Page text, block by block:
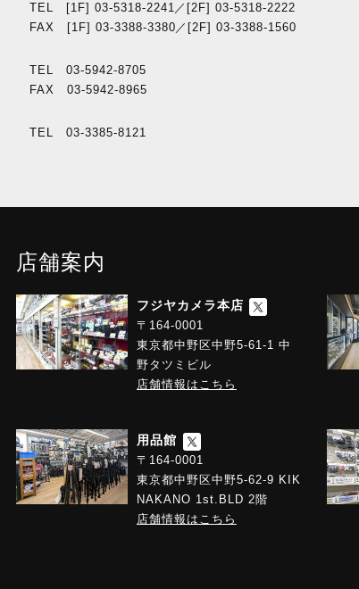
TEL [1F] 03-5318-2241／[2F] 03-5318-2222
FAX [1F] 03-3388-3380／[2F] 03-3388-1560
TEL 03-5942-8705
FAX 03-5942-8965
TEL 03-3385-8121
店舗案内
フジヤカメラ本店
〒164-0001
東京都中野区中野5-61-1 中
野タツミビル
店舗情報はこちら
用品館
〒164-0001
東京都中野区中野5-62-9 KIK
NAKANO 1st.BLD 2階
店舗情報はこちら